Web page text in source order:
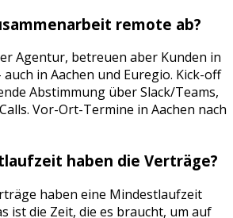
remote ab?
Agentur, betreuen aber Kunden in
auch in Aachen und Euregio. Kick-off
Abstimmung über Slack/Teams,
Vor-Ort-Termine in Aachen nach
haben die Verträge?
haben eine Mindestlaufzeit
ist die Zeit, die es braucht, um auf